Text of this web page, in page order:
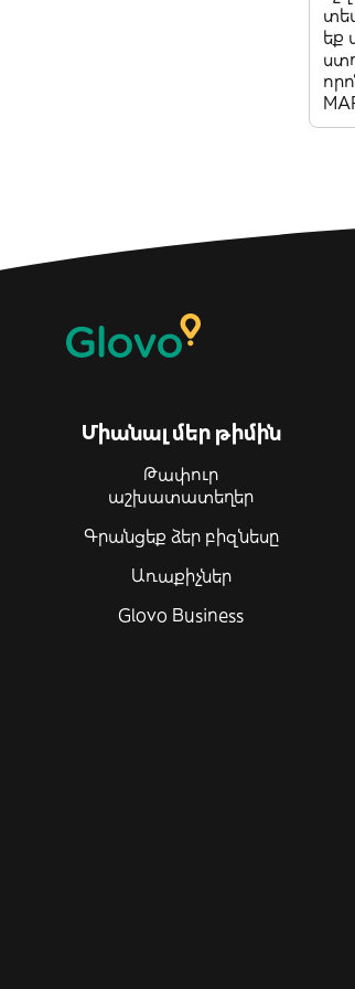
եք
Միանալ մեր թիմին
Թափուր
աշխատատեղեր
Գրանցեք ձեր բիզնեսը
Առաքիչներ
Glovo Business